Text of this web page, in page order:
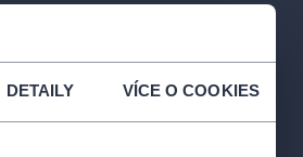
DETAILY VÍCE O COOKIES
dobové společnosti dojímá
let. Jímavá Verdiho hudba
lásku Violetty k Alfrédovi
efektností především hlubokou